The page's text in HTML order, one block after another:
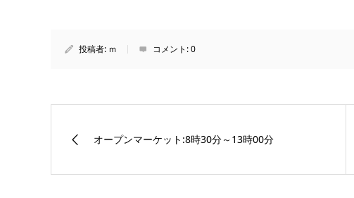
投稿者: ｍ コメント:0
オープンマーケット:8時30分～13時00分